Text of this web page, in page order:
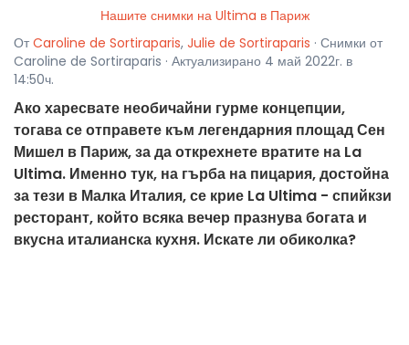
Нашите снимки на Ultima в Париж
От Caroline de Sortiraparis, Julie de Sortiraparis · Снимки от
Caroline de Sortiraparis · Актуализирано 4 май 2022г. в
14:50ч.
Ако харесвате необичайни гурме концепции,
тогава се отправете към легендарния площад Сен
Мишел в Париж, за да открехнете вратите на La
Ultima. Именно тук, на гърба на пицария, достойна
за тези в Малка Италия, се крие La Ultima - спийкзи
ресторант, който всяка вечер празнува богата и
вкусна италианска кухня. Искате ли обиколка?